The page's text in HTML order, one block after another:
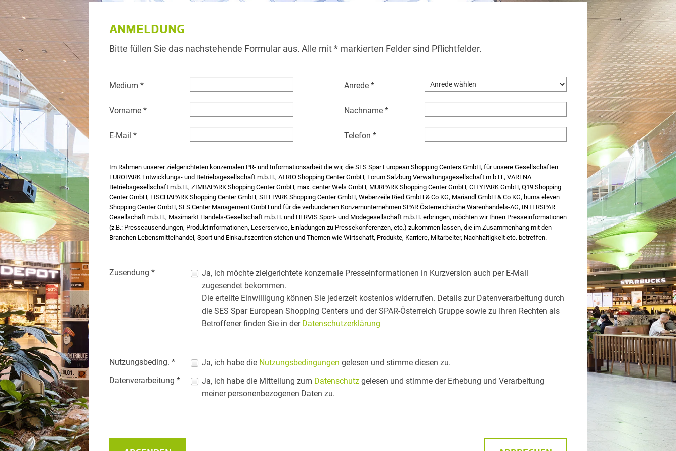
ANMELDUNG
Bitte füllen Sie das nachstehende Formular aus. Alle mit * markierten Felder sind Pflichtfelder.
Medium *
Vorname *
E-Mail *
Anrede *
Nachname *
Telefon *
Im Rahmen unserer zielgerichteten konzernalen PR- und Informationsarbeit die wir, die SES Spar European Shopping Centers GmbH, für unsere Gesellschaften
EUROPARK Entwicklungs- und Betriebsgesellschaft m.b.H., ATRIO Shopping Center GmbH, Forum Salzburg Verwaltungsgesellschaft m.b.H., VARENA
Betriebsgesellschaft m.b.H., ZIMBAPARK Shopping Center GmbH, max. center Wels GmbH, MURPARK Shopping Center GmbH, CITYPARK GmbH, Q19 Shopping
Center GmbH, FISCHAPARK Shopping Center GmbH, SILLPARK Shopping Center GmbH, Weberzeile Ried GmbH & Co KG, Mariandl GmbH & Co KG, huma eleven
Shopping Center GmbH, SES Center Management GmbH und für die verbundenen Konzernunternehmen SPAR Österreichische Warenhandels-AG, INTERSPAR
Gesellschaft m.b.H., Maximarkt Handels-Gesellschaft m.b.H. und HERVIS Sport- und Modegesellschaft m.b.H. erbringen, möchten wir Ihnen Presseinformationen
(z.B.: Presseausendungen, Produktinformationen, Leserservice, Einladungen zu Pressekonferenzen, etc.) zukommen lassen, die im Zusammenhang mit den
Branchen Lebensmittelhandel, Sport und Einkaufszentren stehen und Themen wie Wirtschaft, Produkte, Karriere, Mitarbeiter, Nachhaltigkeit etc. betreffen.
Zusendung *
Ja, ich möchte zielgerichtete konzernale Presseinformationen in Kurzversion auch per E-Mail
zugesendet bekommen.
Die erteilte Einwilligung können Sie jederzeit kostenlos widerrufen. Details zur Datenverarbeitung durch
die SES Spar European Shopping Centers und der SPAR-Österreich Gruppe sowie zu Ihren Rechten als
Betroffener finden Sie in der Datenschutzerklärung
Nutzungsbeding. * Ja, ich habe die Nutzungsbedingungen gelesen und stimme diesen zu.
Datenverarbeitung *
Ja, ich habe die Mitteilung zum Datenschutz gelesen und stimme der Erhebung und Verarbeitung
meiner personenbezogenen Daten zu.